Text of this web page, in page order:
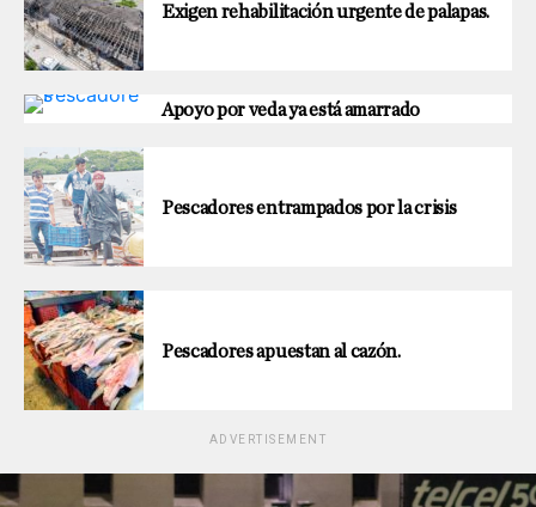
Exigen rehabilitación urgente de palapas.
Apoyo por veda ya está amarrado
Pescadores entrampados por la crisis
Pescadores apuestan al cazón.
ADVERTISEMENT